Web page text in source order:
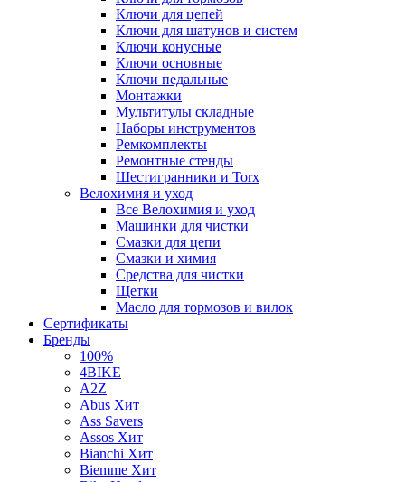
Ключи для цепей
Ключи для шатунов и систем
Ключи конусные
Ключи основные
Ключи педальные
Монтажки
Мультитулы складные
Наборы инструментов
Ремкомплекты
Ремонтные стенды
Шестигранники и Torx
Велохимия и уход
Все Велохимия и уход
Машинки для чистки
Смазки для цепи
Смазки и химия
Средства для чистки
Щетки
Масло для тормозов и вилок
Сертификаты
Бренды
100%
4BIKE
A2Z
Abus Хит
Ass Savers
Assos Хит
Bianchi Хит
Biemme Хит